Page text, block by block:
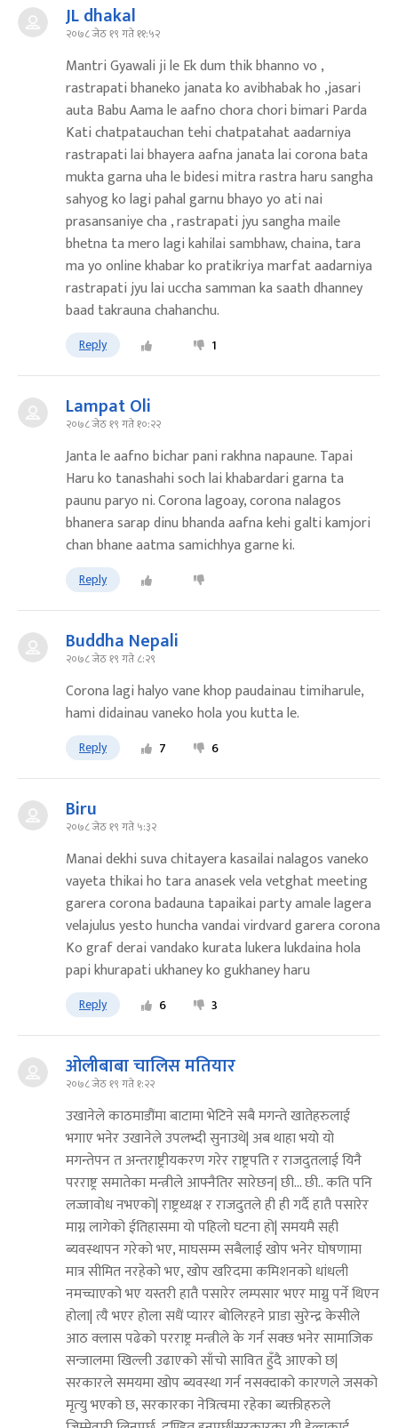
JL dhakal
२०७८ जेठ १९ गते ११:५२
Mantri Gyawali ji le Ek dum thik bhanno vo ,
rastrapati bhaneko janata ko avibhabak ho ,jasari
auta Babu Aama le aafno chora chori bimari Parda
Kati chatpatauchan tehi chatpatahat aadarniya
rastrapati lai bhayera aafna janata lai corona bata
mukta garna uha le bidesi mitra rastra haru sangha
sahyog ko lagi pahal garnu bhayo yo ati nai
prasansaniye cha , rastrapati jyu sangha maile
bhetna ta mero lagi kahilai sambhaw, chaina, tara
ma yo online khabar ko pratikriya marfat aadarniya
rastrapati jyu lai uccha samman ka saath dhanney
baad takrauna chahanchu.
Reply 1
Lampat Oli
२०७८ जेठ १९ गते १०:२२
Janta le aafno bichar pani rakhna napaune. Tapai
Haru ko tanashahi soch lai khabardari garna ta
paunu paryo ni. Corona lagoay, corona nalagos
bhanera sarap dinu bhanda aafna kehi galti kamjori
chan bhane aatma samichhya garne ki.
Reply
Buddha Nepali
२०७८ जेठ १९ गते ८:२९
Corona lagi halyo vane khop paudainau timiharule,
hami didainau vaneko hola you kutta le.
Reply 7 6
Biru
२०७८ जेठ १९ गते ५:३२
Manai dekhi suva chitayera kasailai nalagos vaneko
vayeta thikai ho tara anasek vela vetghat meeting
garera corona badauna tapaikai party amale lagera
velajulus yesto huncha vandai virdvard garera corona
Ko graf derai vandako kurata lukera lukdaina hola
papi khurapati ukhaney ko gukhaney haru
Reply 6 3
ओलीबाबा चालिस मतियार
२०७८ जेठ १९ गते १:२२
उखानेले काठमाडौंमा बाटामा भेटिने सबै मगन्ते खातेहरुलाई
भगाए भनेर उखानेले उपलभ्दी सुनाउथे| अब थाहा भयो यो
मगन्तेपन त अन्तराष्ट्रीयकरण गरेर राष्ट्रपति र राजदुतलाई यिनै
परराष्ट्र समातेका मन्त्रीले आफ्नैतिर सारेछन| छी... छी.. कति पनि
लज्जावोध नभएको| राष्ट्रध्यक्ष र राजदुतले ही ही गर्दै हातै पसारेर
माग्न लागेको ईतिहासमा यो पहिलो घटना हो| समयमै सही
ब्यवस्थापन गरेको भए, माघसम्म सबैलाई खोप भनेर घोषणामा
मात्र सीमित नरहेको भए, खोप खरिदमा कमिशनको धांधली
नमच्चाएको भए यस्तरी हातै पसारेर लम्पसार भएर माग्नु पर्ने थिएन
होला| त्यै भएर होला सधैं प्यारर बोलिरहने प्राडा सुरेन्द्र केसीले
आठ क्लास पढेको परराष्ट्र मन्त्रीले के गर्न सक्छ भनेर सामाजिक
सन्जालमा खिल्ली उढाएको साँचो सावित हुँदै आएको छ|
सरकारले समयमा खोप ब्यवस्था गर्न नसक्दाको कारणले जसको
मृत्‍यु भएको छ, सरकारका नेत्रित्वमा रहेका ब्यक्तीहरुले